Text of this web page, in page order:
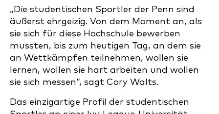
„Die studentischen Sportler der Penn sind
äußerst ehrgeizig. Von dem Moment an, als
sie sich für diese Hochschule bewerben
mussten, bis zum heutigen Tag, an dem sie
an Wettkämpfen teilnehmen, wollen sie
lernen, wollen sie hart arbeiten und wollen
sie sich messen“, sagt Cory Walts.
Das einzigartige Profil der studentischen